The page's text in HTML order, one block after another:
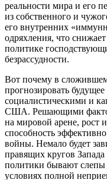
реальности мира и его
из собственного и
его внутренних
одряхления, что
политике
безрассудности.
Вот почему в
прогнозировать
социалистическими и
США. Решающими
на мировой арене, рост
способность
войны. Немало будет
правящих кругов
политики бывают слепы
условиях полной